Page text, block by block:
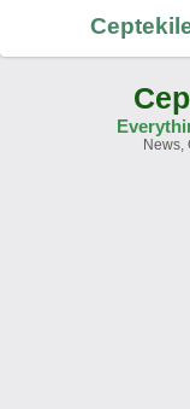
News,